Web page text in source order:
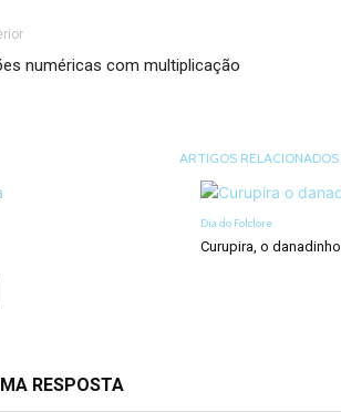
numéricas com multiplicação
ARTIGOS RELACIONADOS
Dia do Folclore
Curupira, o danadinho
RESPOSTA